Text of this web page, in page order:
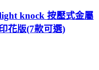
knock 按壓式金屬
花版(7款可選)